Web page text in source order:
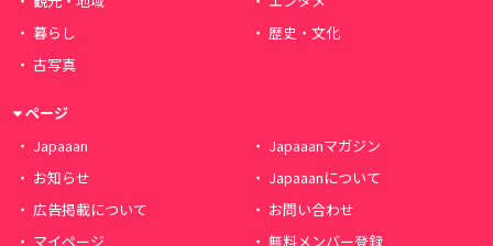
暮らし
歴史・文化
古写真
ページ
Japaaan
Japaaanマガジン
お知らせ
Japaaanについて
広告掲載について
お問い合わせ
マイページ
無料メンバー登録